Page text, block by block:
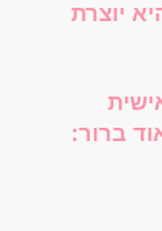
יוצרת
ברור: